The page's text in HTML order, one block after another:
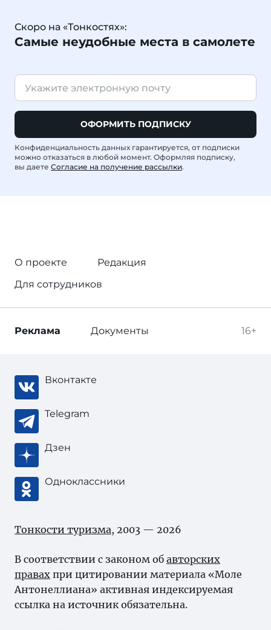
Скоро на «Тонкостях»:
Самые неудобные места в самолете
ОФОРМИТЬ ПОДПИСКУ
Конфиденциальность данных гарантируется, от подписки
можно отказаться в любой момент. Оформляя подписку,
вы даете Согласие на получение рассылки.
О проекте
Редакция
Для сотрудников
16+
Реклама Документы
Вконтакте
Telegram
Дзен
Одноклассники
Тонкости туризма, 2003 — 2026
В соответствии с законом об авторских
правах при цитировании материала «Моле
Антонеллиана» активная индексируемая
ссылка на источник обязательна.